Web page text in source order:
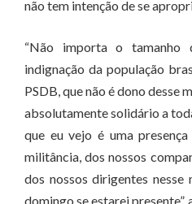
não tem intenção de se
“Não importa o tamanho
indignação da população
PSDB, que não é dono desse
absolutamente solidário a
que eu vejo é uma
militância, dos nossos
dos nossos dirigentes nesse
domingo se estarei presente”,